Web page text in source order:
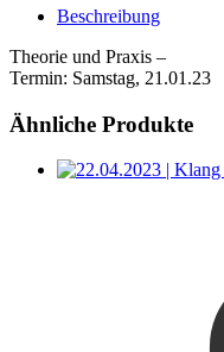
Volker
Menge
Beschreibung
Theorie und Praxis –
Termin: Samstag, 21.01.23
Ähnliche Produkte